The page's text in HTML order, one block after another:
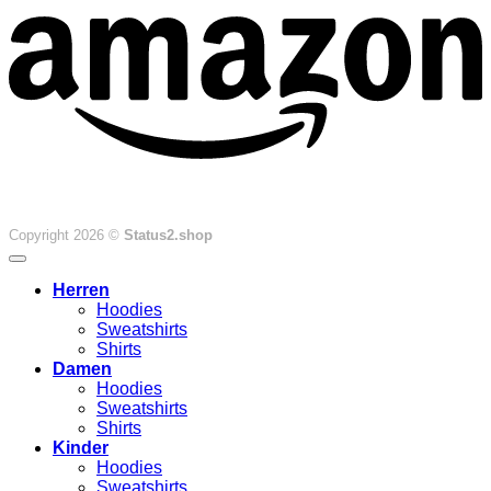
Copyright 2026 © Status2.shop
Herren
Hoodies
Sweatshirts
Shirts
Damen
Hoodies
Sweatshirts
Shirts
Kinder
Hoodies